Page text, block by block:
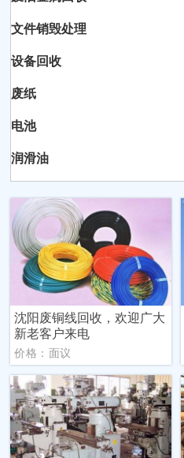
文件销毁处理
设备回收
废纸
电池
润滑油
沈阳废铜线回收，欢迎广大
新老客户来电
价格：面议